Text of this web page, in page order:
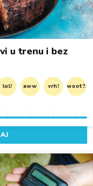
u trenu i bez
lol! aww vrh! woot?!